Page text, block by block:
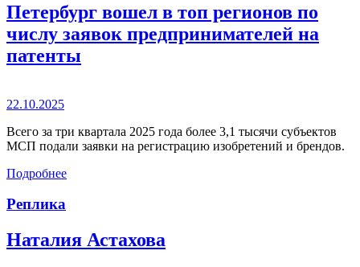
Петербург вошел в топ регионов по
числу заявок предпринимателей на
патенты
22.10.2025
Всего за три квартала 2025 года более 3,1 тысячи субъектов
МСП подали заявки на регистрацию изобретений и брендов.
Подробнее
Реплика
Наталия Астахова